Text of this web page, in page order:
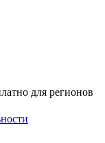
для регионов